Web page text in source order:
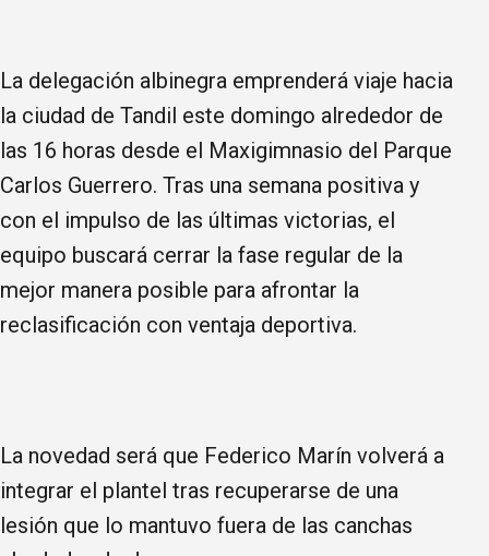
La delegación albinegra emprenderá viaje hacia
la ciudad de Tandil este domingo alrededor de
las 16 horas desde el Maxigimnasio del Parque
Carlos Guerrero. Tras una semana positiva y
con el impulso de las últimas victorias, el
equipo buscará cerrar la fase regular de la
mejor manera posible para afrontar la
reclasificación con ventaja deportiva.
La novedad será que Federico Marín volverá a
integrar el plantel tras recuperarse de una
lesión que lo mantuvo fuera de las canchas